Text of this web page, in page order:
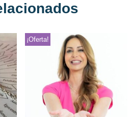
¡Oferta!